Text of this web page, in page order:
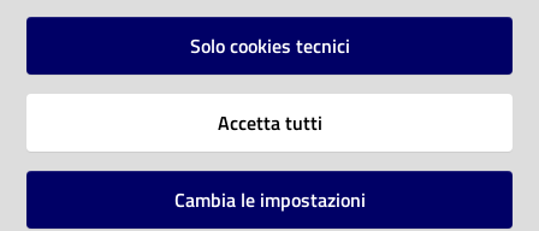
Vai alla pagina
Solo cookies tecnici
Accetta tutti
Cambia le impostazioni